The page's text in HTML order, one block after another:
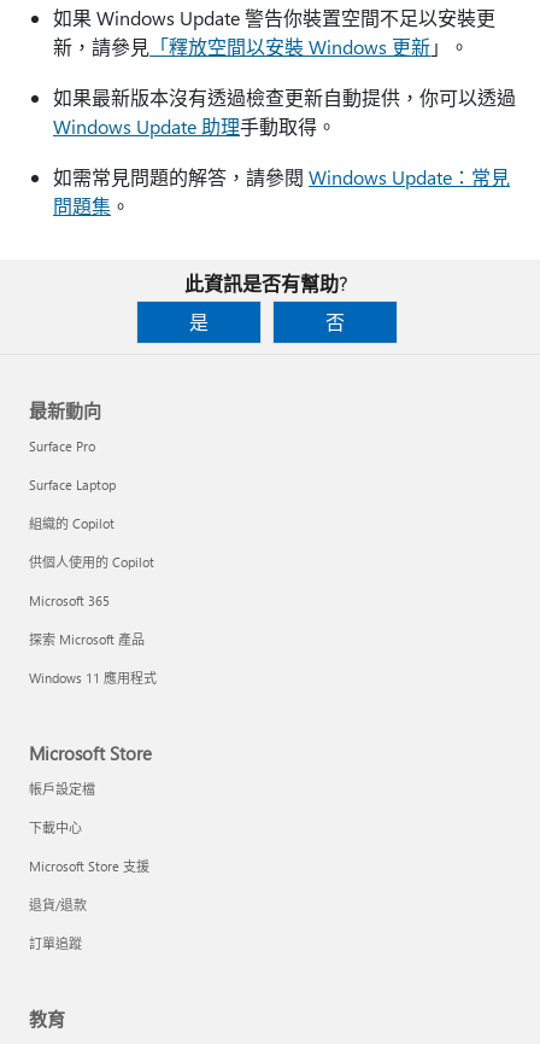
如果 Windows Update 警告你裝置空間不足以安裝更
新，請參見 「釋放空間以安裝 Windows 更新」。
如果最新版本沒有透過檢查更新自動提供，你可以透過
Windows Update 助理手動取得。
如需常見問題的解答，請參閱 Windows Update：常見
問題集 。
此資訊是否有幫助?
是
否
最新動向
Surface Pro
Surface Laptop
組織的 Copilot
供個人使用的 Copilot
Microsoft 365
探索 Microsoft 產品
Windows 11 應用程式
Microsoft Store
帳戶設定檔
下載中心
Microsoft Store 支援
退貨/退款
訂單追蹤
教育